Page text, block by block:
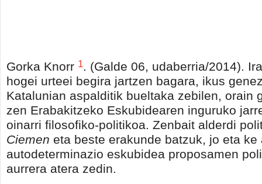
Gorka Knorr 1. (Galde 06, udaberria/2014).
hogei urteei begira jartzen bagara, ikus
Katalunian aspalditik bueltaka zebilen, orain
zen Erabakitzeko Eskubidearen inguruko
oinarri filosofiko-politikoa. Zenbait alderdi
Ciemen eta beste erakunde batzuk, jo eta ke
autodeterminazio eskubidea proposamen
aurrera atera zedin.